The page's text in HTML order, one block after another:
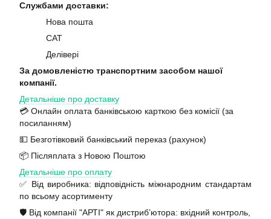
Службами доставки:
Нова пошта
САТ
Делівері
За домовленістю транспортним засобом нашої
компанії.
Детальніше про доставку
💳 Онлайн оплата банківською карткою без комісії (за
посиланням)
💵 Безготівковий банківський переказ (рахунок)
📦 Післяплата з Новою Поштою
Детальніше про оплату
✅ Від виробника: відповідність міжнародним стандартам
по всьому асортименту
🛡️ Від компанії "АРТІ" як дистриб’ютора: вхідний контроль,